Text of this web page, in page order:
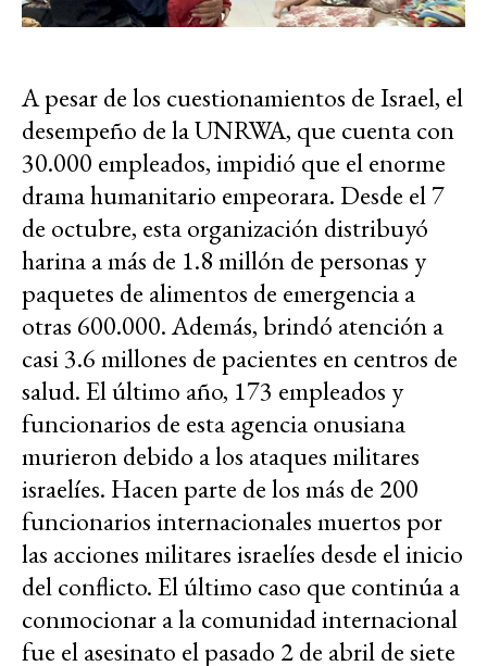
A pesar de los cuestionamientos de Israel, el
desempeño de la UNRWA, que cuenta con
30.000 empleados, impidió que el enorme
drama humanitario empeorara. Desde el 7
de octubre, esta organización distribuyó
harina a más de 1.8 millón de personas y
paquetes de alimentos de emergencia a
otras 600.000. Además, brindó atención a
casi 3.6 millones de pacientes en centros de
salud. El último año, 173 empleados y
funcionarios de esta agencia onusiana
murieron debido a los ataques militares
israelíes. Hacen parte de los más de 200
funcionarios internacionales muertos por
las acciones militares israelíes desde el inicio
del conflicto. El último caso que continúa a
conmocionar a la comunidad internacional
fue el asesinato el pasado 2 de abril de siete